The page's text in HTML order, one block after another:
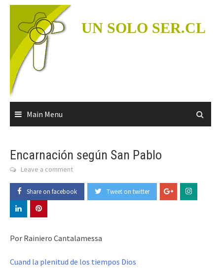
Skip
content
UN SOLO SER.CL
Main Menu
Encarnación según San Pablo
Leave a comment
Share on facebook Tweet on twitter
Por Rainiero Cantalamessa
Cuand la plenitud de los tiempos Dios